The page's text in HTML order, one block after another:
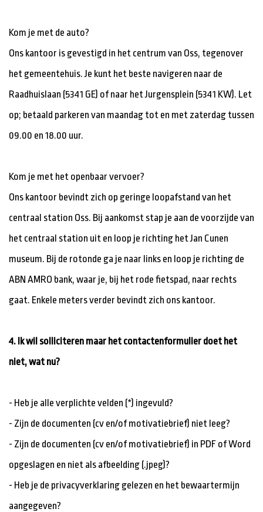
Kom je met de auto?
Ons kantoor is gevestigd in het centrum van Oss, tegenover
het gemeentehuis. Je kunt het beste navigeren naar de
Raadhuislaan (5341 GE) of naar het Jurgensplein (5341 KW). Let
op; betaald parkeren van maandag tot en met zaterdag tussen
09.00 en 18.00 uur.
Kom je met het openbaar vervoer?
Ons kantoor bevindt zich op geringe loopafstand van het
centraal station Oss. Bij aankomst stap je aan de voorzijde van
het centraal station uit en loop je richting het Jan Cunen
museum. Bij de rotonde ga je naar links en loop je richting de
ABN AMRO bank, waar je, bij het rode fietspad, naar rechts
gaat. Enkele meters verder bevindt zich ons kantoor.
4. Ik wil solliciteren maar het contactenformulier doet het
niet, wat nu?
- Heb je alle verplichte velden (*) ingevuld?
- Zijn de documenten (cv en/of motivatiebrief) niet leeg?
- Zijn de documenten (cv en/of motivatiebrief) in PDF of Word
opgeslagen en niet als afbeelding (.jpeg)?
- Heb je de privacyverklaring gelezen en het bewaartermijn
aangegeven?